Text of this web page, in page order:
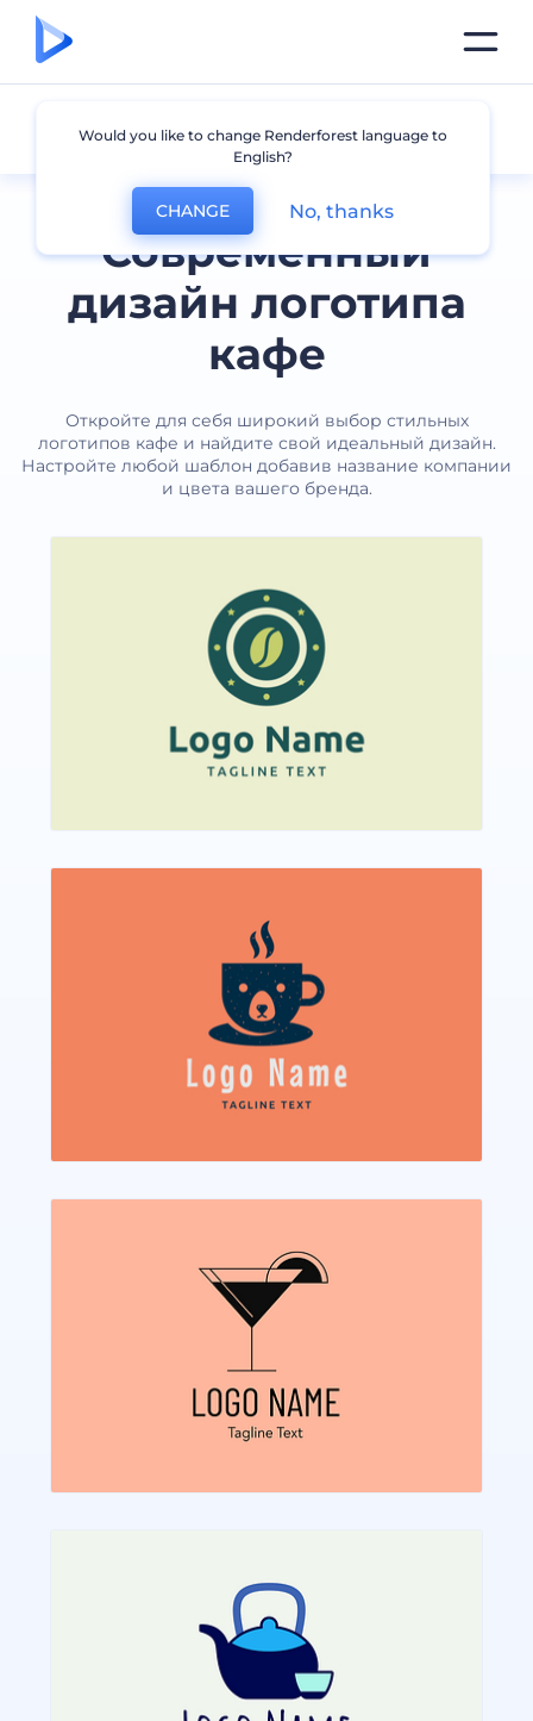
Современный
дизайн логотипа
кафе
Откройте для себя широкий выбор стильных
логотипов кафе и найдите свой идеальный дизайн.
Настройте любой шаблон добавив название компании
и цвета вашего бренда.
Кафе
Would you like to change Renderforest language to
English?
CHANGE No, thanks